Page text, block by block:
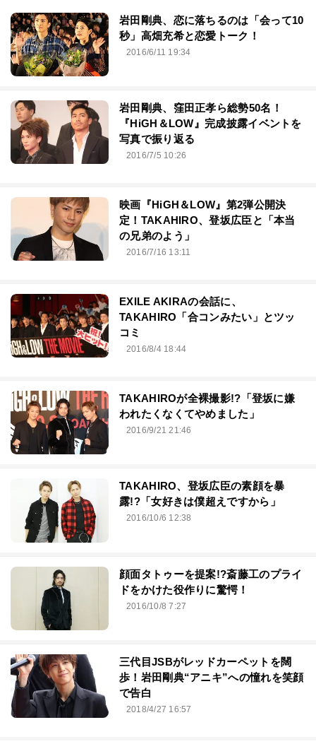
岩田剛典、恋に落ちるのは「会って10
秒」高畑充希と恋愛トーク！
2016/6/11 19:34
岩田剛典、窪田正孝ら総勢50名！
『HiGH＆LOW』完成披露イベントを
写真で振り返る
2016/7/5 10:26
映画『HiGH＆LOW』第2弾公開決
定！TAKAHIRO、登坂広臣と「本当
の兄弟のよう」
2016/7/16 13:11
EXILE AKIRAの会話に、
TAKAHIRO「合コンみたい」とツッ
コミ
2016/8/4 18:44
TAKAHIROが全裸撮影!?「登坂に嫌
われたくなくてやめました」
2016/9/21 21:46
TAKAHIRO、登坂広臣の素顔を暴
露!?「女好きは僕超えですから」
2016/10/6 12:38
顔面タトゥーを提案!?斎藤工のプライ
ドをかけた役作りに驚愕！
2016/10/8 7:27
三代目JSBがレッドカーペットを闊
歩！岩田剛典“アニキ”への憧れを笑顔
で告白
2018/4/27 16:57